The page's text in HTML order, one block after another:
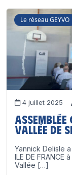
Le réseau GEYVO
4 juillet 2025
Assemblée
Vallée de
Yannick Delisle
ILE DE FRANCE
Vallée […]